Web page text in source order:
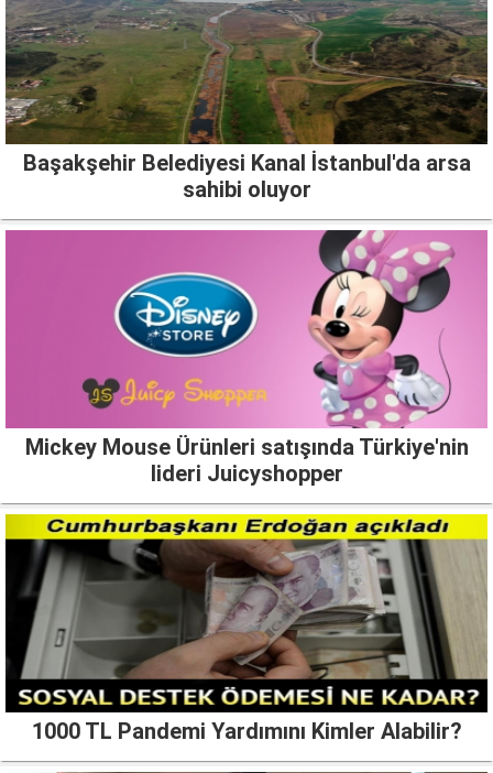
Başakşehir Belediyesi Kanal İstanbul'da arsa
sahibi oluyor
Mickey Mouse Ürünleri satışında Türkiye'nin
lideri Juicyshopper
1000 TL Pandemi Yardımını Kimler Alabilir?